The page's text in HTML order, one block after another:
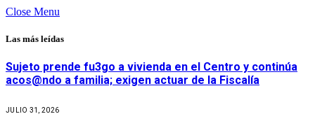
Close Menu
Las más leídas
Sujeto prende fu3go a vivienda en el Centro y continúa
acos@ndo a familia; exigen actuar de la Fiscalía
JULIO 31, 2026